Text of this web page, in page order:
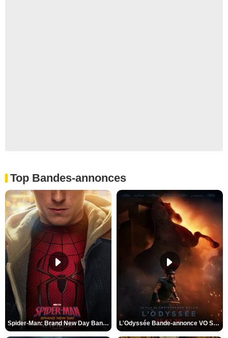
Top Bandes-annonces
Spider-Man: Brand New Day Bande-annonce VO STFR L'Odyssée Bande-annonce VO STFR